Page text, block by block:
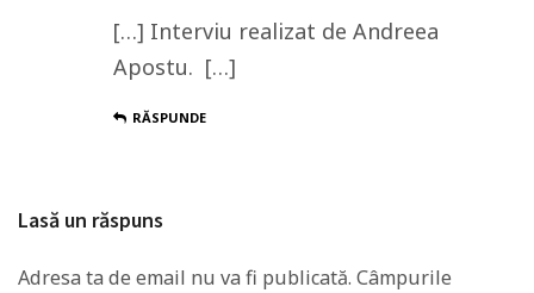
[…] Interviu realizat de Andreea
Apostu. […]
RĂSPUNDE
Lasă un răspuns
Adresa ta de email nu va fi publicată. Câmpurile